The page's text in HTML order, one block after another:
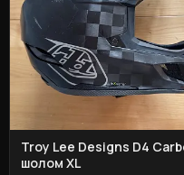
Troy Lee Designs D4
шолом XL